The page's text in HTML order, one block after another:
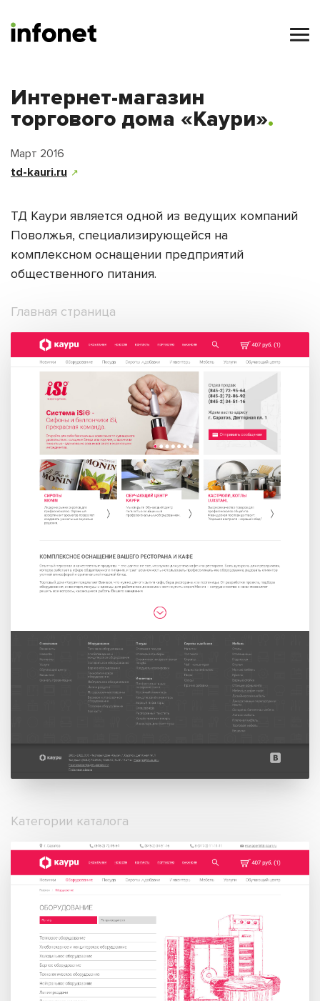
Интернет-магазин
торгового дома «Каури»
Март 2016
td-kauri.ru ↗
ТД Каури является одной из ведущих компаний
Поволжья, специализирующейся на
комплексном оснащении предприятий
общественного питания.
Главная страница
Категории каталога